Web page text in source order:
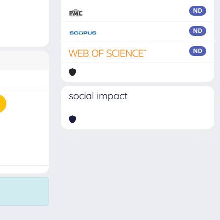
ND
ND
ND
social impact